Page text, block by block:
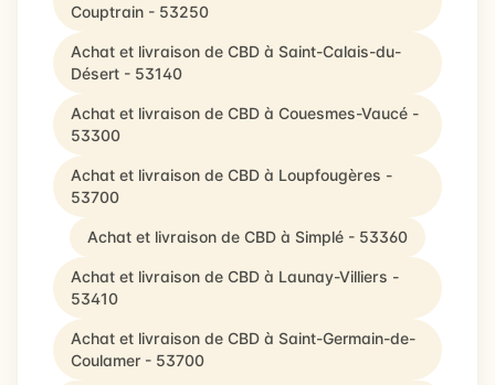
Couptrain - 53250
Achat et livraison de CBD à Saint-Calais-du-
Désert - 53140
Achat et livraison de CBD à Couesmes-Vaucé -
53300
Achat et livraison de CBD à Loupfougères -
53700
Achat et livraison de CBD à Simplé - 53360
Achat et livraison de CBD à Launay-Villiers -
53410
Achat et livraison de CBD à Saint-Germain-de-
Coulamer - 53700